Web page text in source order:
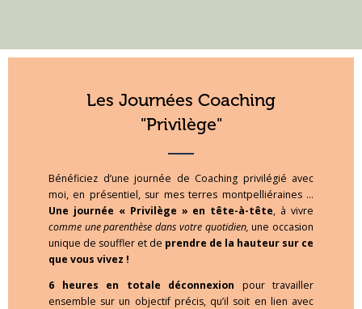
Les Journées Coaching
"Privilège"
Bénéficiez d’une journée de Coaching privilégié avec
moi, en présentiel, sur mes terres montpelliéraines …
Une journée « Privilège » en tête-à-tête, à vivre
comme une parenthèse dans votre quotidien, une occasion
unique de souffler et de prendre de la hauteur sur ce
que vous vivez !
6 heures en totale déconnexion pour travailler
ensemble sur un objectif précis, qu’il soit en lien avec